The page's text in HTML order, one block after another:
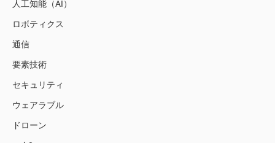
人工知能（AI）
ロボティクス
通信
要素技術
セキュリティ
ウェアラブル
ドローン